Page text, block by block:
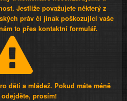
Jestliže považujete některý z
práv či jinak poškozující vaše
to přes kontaktní formulář.
děti a mládež. Pokud máte méně
odejděte, prosím!